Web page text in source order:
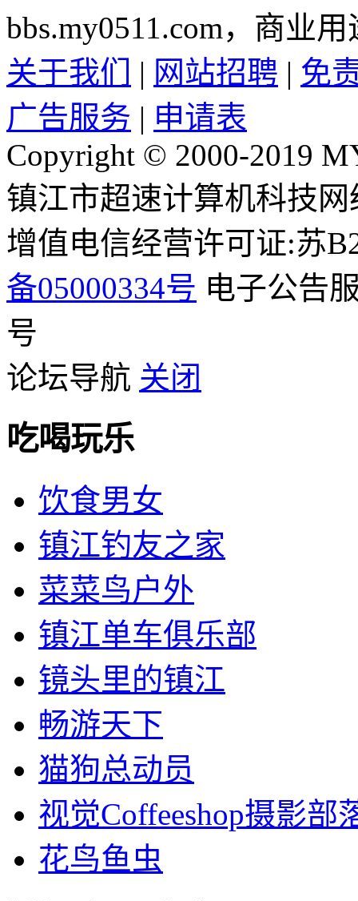
bbs.my0511.com，商业
关于我们
| 网站招聘 | 免
广告服务 | 申请表
Copyright © 2000-2019
镇江市超速计算机科技
增值电信经营许可证:苏
备05000334号 电子公告
号
论坛导航 关闭
吃喝玩乐
饮食男女
镇江钓友之家
菜菜鸟户外
镇江单车俱乐部
镜头里的镇江
畅游天下
猫狗总动员
视觉Coffeeshop摄影部
花鸟鱼虫